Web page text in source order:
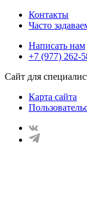
Контакты
Часто
Написать нам
+7 (977) 262-
Сайт для
Карта сайта